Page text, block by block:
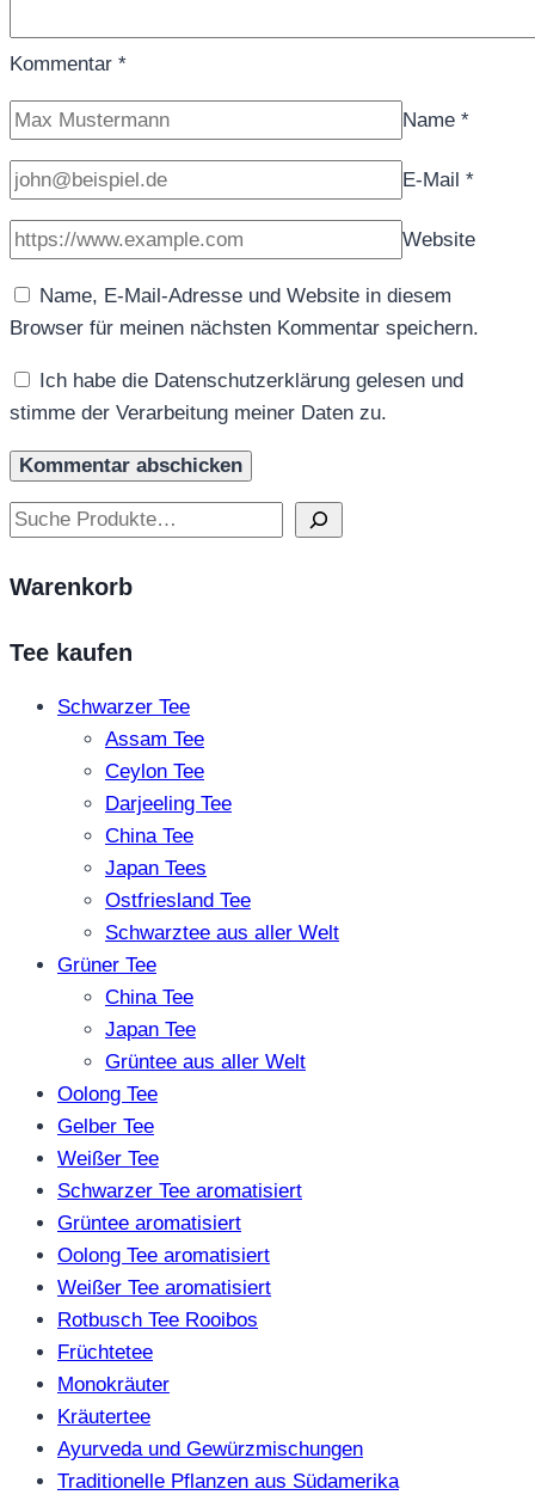
Kommentar *
Name *
E-Mail *
Website
Name, E-Mail-Adresse und Website in diesem
Browser für meinen nächsten Kommentar speichern.
Ich habe die Datenschutzerklärung gelesen und
stimme der Verarbeitung meiner Daten zu.
Suchen
Warenkorb
Tee kaufen
Schwarzer Tee
Assam Tee
Ceylon Tee
Darjeeling Tee
China Tee
Japan Tees
Ostfriesland Tee
Schwarztee aus aller Welt
Grüner Tee
China Tee
Japan Tee
Grüntee aus aller Welt
Oolong Tee
Gelber Tee
Weißer Tee
Schwarzer Tee aromatisiert
Grüntee aromatisiert
Oolong Tee aromatisiert
Weißer Tee aromatisiert
Rotbusch Tee Rooibos
Früchtetee
Monokräuter
Kräutertee
Ayurveda und Gewürzmischungen
Traditionelle Pflanzen aus Südamerika